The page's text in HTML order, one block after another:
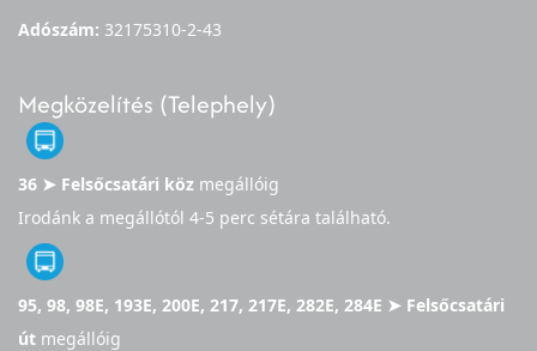
Adószám: 32175310-2-43
Megközelítés (Telephely)
36 ➤ Felsőcsatári köz megállóig
Irodánk a megállótól 4-5 perc sétára található.
95, 98, 98E, 193E, 200E, 217, 217E, 282E, 284E ➤ Felsőcsatári
út megállóig